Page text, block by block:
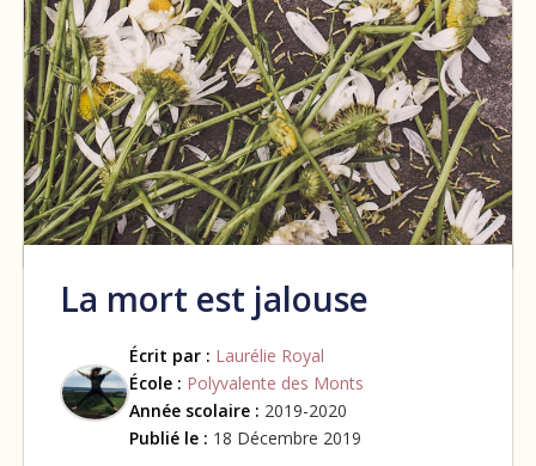
La mort est jalouse
Écrit par : Laurélie Royal
École : Polyvalente des Monts
Année scolaire : 2019-2020
Publié le : 18 Décembre 2019